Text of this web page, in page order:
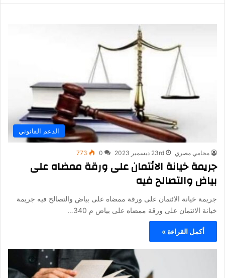
الدعم القانوني
محامي مصري 23rd ديسمبر 2023 0
773
جريمة خيانة الائتمان على ورقة ممضاه على
بياض والتصالح فيه
جريمة خيانة الائتمان على ورقة ممضاه على بياض والتصالح فيه جريمة
خيانة الائتمان على ورقة ممضاه على بياض م 340…
أكمل القراءة »